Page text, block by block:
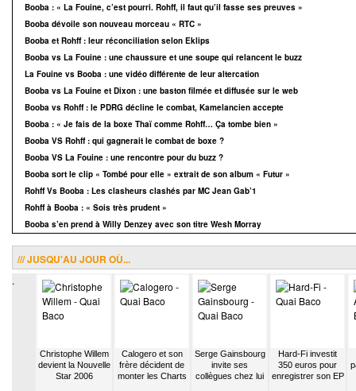
Booba : « La Fouine, c’est pourri. Rohff, il faut qu’il fasse ses preuves »
Booba dévoile son nouveau morceau « RTC »
Booba et Rohff : leur réconciliation selon Eklips
Booba vs La Fouine : une chaussure et une soupe qui relancent le buzz
La Fouine vs Booba : une vidéo différente de leur altercation
Booba vs La Fouine et Dixon : une baston filmée et diffusée sur le web
Booba vs Rohff : le PDRG décline le combat, Kamelancien accepte
Booba : « Je fais de la boxe Thaï comme Rohff… Ça tombe bien »
Booba VS Rohff : qui gagnerait le combat de boxe ?
Booba VS La Fouine : une rencontre pour du buzz ?
Booba sort le clip « Tombé pour elle » extrait de son album « Futur »
Rohff Vs Booba : Les clasheurs clashés par MC Jean Gab’1
Rohff à Booba : « Sois très prudent »
Booba s’en prend à Willy Denzey avec son titre Wesh Morray
/// JUSQU'AU JOUR OÙ...
.
Christophe Willem
devient la Nouvelle
Star 2006
Calogero et son
frère décident de
monter les Charts
Serge Gainsbourg
invite ses
collègues chez lui
Hard-Fi investit
350 euros pour
enregistrer son EP